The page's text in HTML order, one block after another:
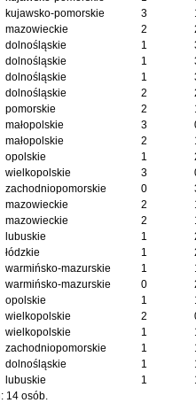
kujawsko-pomorskie 3
mazowieckie 2
dolnośląskie 1
dolnośląskie 1
dolnośląskie 1
dolnośląskie 2
pomorskie 2
małopolskie 3
małopolskie 2
opolskie 1
wielkopolskie 3
zachodniopomorskie 0
mazowieckie 2
mazowieckie 2
lubuskie 1
łódzkie 1
warmińsko-mazurskie 1
warmińsko-mazurskie 0
opolskie 1
wielkopolskie 2
wielkopolskie 1
zachodniopomorskie 1
dolnośląskie 1
lubuskie 1
14 osób.